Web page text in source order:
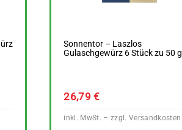
Sonnentor – Laszlos
Gulaschgewürz 6 Stück zu 50 g
26,79€